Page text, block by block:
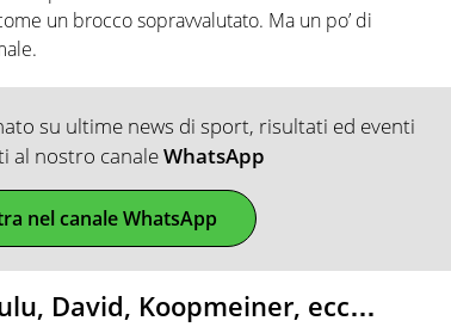
un brocco sopravvalutato. Ma un po’ di
su ultime news di sport, risultati ed eventi
al nostro canaleWhatsApp
nel canale WhatsApp
David, Koopmeiner, ecc…